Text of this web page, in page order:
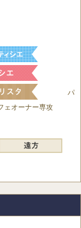
パ
ェオーナー専攻